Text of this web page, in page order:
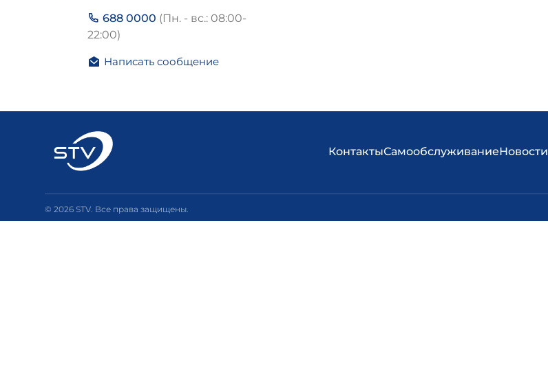
688 0000 (Пн. - вс.: 08:00-
22:00)
Написать сообщение
КонтактыСамообслуживаниеНовости
© 2026 STV. Все права защищены.